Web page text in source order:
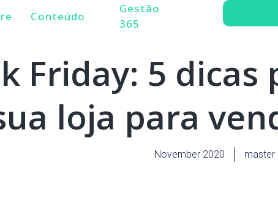
Conteúdo
Gestão
365
Friday: 5
loja para
November 2020 master